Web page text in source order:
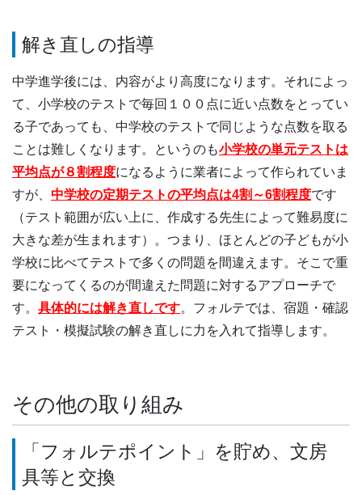
解き直しの指導
中学進学後には、内容がより高度になります。それによっ
て、小学校のテストで毎回１００点に近い点数をとってい
る子であっても、中学校のテストで同じような点数を取る
ことは難しくなります。というのも小学校の単元テストは
平均点が８割程度になるように業者によって作られていま
すが、 中学校の定期テストの平均点は4割～6割程度です
（テスト範囲が広い上に、作成する先生によって難易度に
大きな差が生まれます）。つまり、ほとんどの子どもが小
学校に比べてテストで多くの問題を間違えます。そこで重
要になってくるのが間違えた問題に対するアプローチで
す。 具体的には解き直しです。フォルテでは、宿題・確認
テスト・模擬試験の解き直しに力を入れて指導します。
その他の取り組み
「フォルテポイント」を貯め、文房
具等と交換